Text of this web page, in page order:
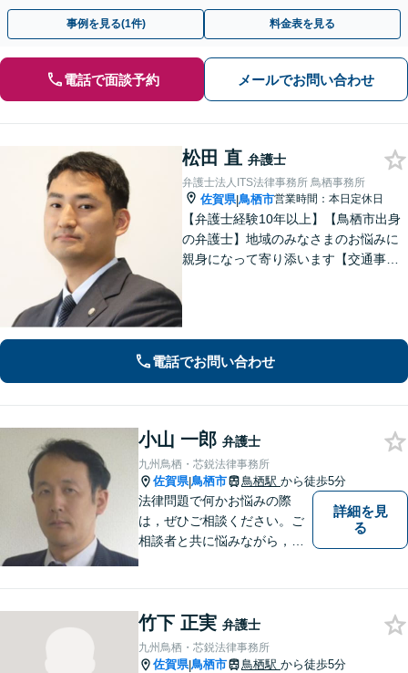
ドバイスで、納得のできるトラブルの解決を目指します。
事例を見る(1件) 料金表を見る
電話で面談予約 メールでお問い合わせ
松田 直 弁護士
弁護士法人ITS法律事務所 鳥栖事務所
佐賀県|鳥栖市営業時間：本日定休日
【弁護士経験10年以上】【鳥栖市出身
の弁護士】地域のみなさまのお悩みに
親身になって寄り添います【交通事
ブルに対応【初回のご相談30分無料】
電話でお問い合わせ
小山 一郎 弁護士
九州鳥栖・芯鋭法律事務所
佐賀県|鳥栖市 鳥栖駅 から徒歩5分
法律問題で何かお悩みの際
は，ぜひご相談ください。ご
相談者と共に悩みながら，い
詳細を見
る
竹下 正実 弁護士
九州鳥栖・芯鋭法律事務所
佐賀県|鳥栖市 鳥栖駅 から徒歩5分